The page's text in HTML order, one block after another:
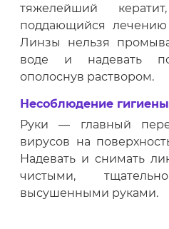
тяжелейший
поддающийся лечению
Линзы нельзя
воде и надевать
ополоснув раствором.
Несоблюдение
Руки — главный
вирусов на
Надевать и снимать
чистыми,
высушенными руками.